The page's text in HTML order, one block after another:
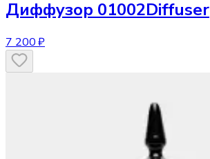
Диффузор 01002Diffuser
7 200 ₽